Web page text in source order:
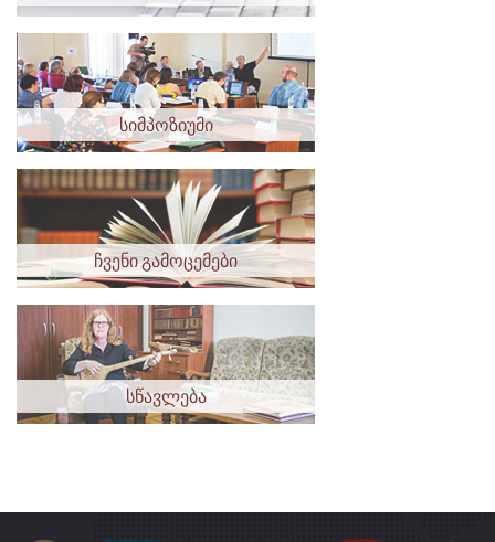
სიმპოზიუმი
ჩვენი გამოცემები
სწავლება